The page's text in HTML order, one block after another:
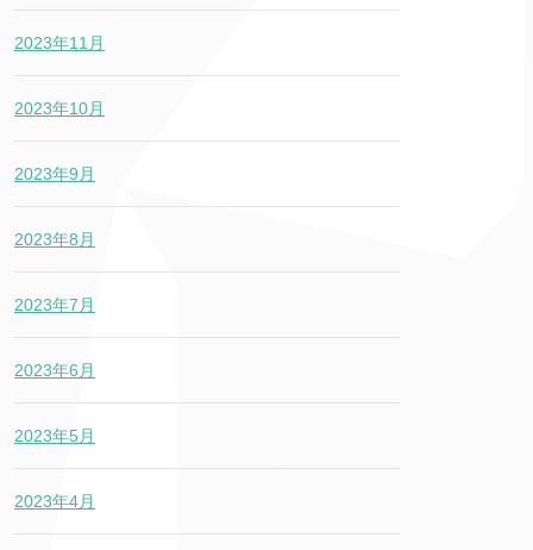
2023年11月
2023年10月
2023年9月
2023年8月
2023年7月
2023年6月
2023年5月
2023年4月